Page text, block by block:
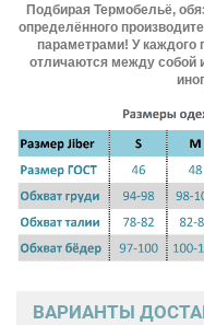
Подбирая Термобельё,
определённого
параметрами! У каждого
отличаются между собой
ВАРИАНТЫ